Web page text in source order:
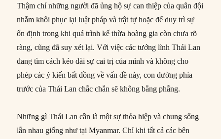
Thậm chí những người đã ủng hộ sự can thiệp của quân đội
nhằm khôi phục lại luật pháp và trật tự hoặc để duy trì sự
ổn định trong khi quá trình kế thừa hoàng gia còn chưa rõ
ràng, cũng đã suy xét lại. Với việc các tướng lĩnh Thái Lan
đang tìm cách kéo dài sự cai trị của mình và không cho
phép các ý kiến bất đồng về vấn đề này, con đường phía
trước của Thái Lan chắc chắn sẽ không bằng phẳng.
Những gì Thái Lan cần là một sự thỏa hiệp và chung sống
lẫn nhau giống như tại Myanmar. Chỉ khi tất cả các bên